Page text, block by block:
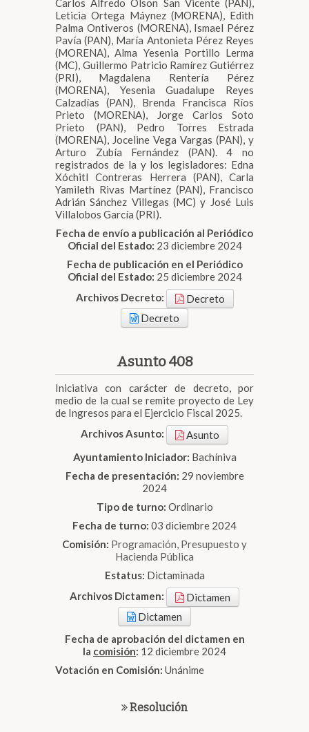
Carlos Alfredo Olson San Vicente (PAN),
Leticia Ortega Máynez (MORENA), Edith
Palma Ontiveros (MORENA), Ismael Pérez
Pavía (PAN), María Antonieta Pérez Reyes
(MORENA), Alma Yesenia Portillo Lerma
(MC), Guillermo Patricio Ramírez Gutiérrez
(PRI), Magdalena Rentería Pérez
(MORENA), Yesenia Guadalupe Reyes
Calzadías (PAN), Brenda Francisca Ríos
Prieto (MORENA), Jorge Carlos Soto
Prieto (PAN), Pedro Torres Estrada
(MORENA), Joceline Vega Vargas (PAN), y
Arturo Zubía Fernández (PAN). 4 no
registrados de la y los legisladores: Edna
Xóchitl Contreras Herrera (PAN), Carla
Yamileth Rivas Martínez (PAN), Francisco
Adrián Sánchez Villegas (MC) y José Luis
Villalobos García (PRI).
Fecha de envío a publicación al Periódico
Oficial del Estado: 23 diciembre 2024
Fecha de publicación en el Periódico
Oficial del Estado: 25 diciembre 2024
Archivos Decreto:
Decreto
Decreto
Asunto 408
Iniciativa con carácter de decreto, por
medio de la cual se remite proyecto de Ley
de Ingresos para el Ejercicio Fiscal 2025.
Archivos Asunto:
Asunto
Ayuntamiento Iniciador: Bachíniva
Fecha de presentación: 29 noviembre
2024
Tipo de turno: Ordinario
Fecha de turno: 03 diciembre 2024
Comisión: Programación, Presupuesto y
Hacienda Pública
Estatus: Dictaminada
Archivos Dictamen:
Dictamen
Dictamen
Fecha de aprobación del dictamen en
la comisión: 12 diciembre 2024
Votación en Comisión: Unánime
Resolución